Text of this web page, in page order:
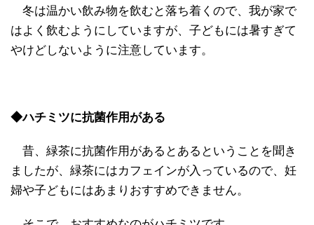
冬は温かい飲み物を飲むと落ち着くので、我が家で
はよく飲むようにしていますが、子どもには暑すぎて
やけどしないように注意しています。
◆ハチミツに抗菌作用がある
昔、緑茶に抗菌作用があるとあるということを聞き
ましたが、緑茶にはカフェインが入っているので、妊
婦や子どもにはあまりおすすめできません。